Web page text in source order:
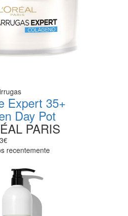
Expert 35+
Day Pot
PARIS
recentemente